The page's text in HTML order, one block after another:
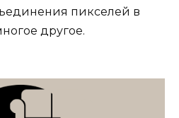
пикселей в
другое.